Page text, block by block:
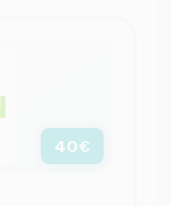
40€